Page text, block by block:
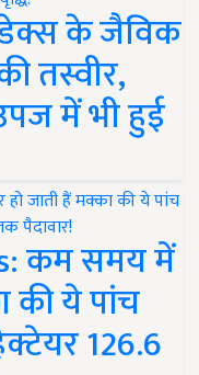
के जैविक
तस्वीर,
में भी हुई
कम समय में
की ये पांच
126.6